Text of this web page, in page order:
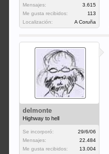
Mensajes:
3.615
Me gusta recibidos:
113
Localización:
A Coruña
delmonte
Highway to hell
Se incorporó:
29/6/06
Mensajes:
22.484
Me gusta recibidos:
13.004